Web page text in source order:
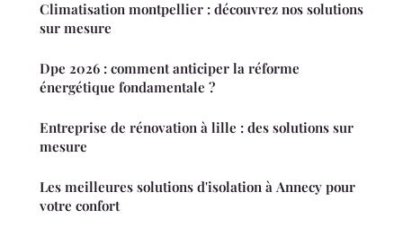
Climatisation montpellier : découvrez nos solutions
sur mesure
Dpe 2026 : comment anticiper la réforme
énergétique fondamentale ?
Entreprise de rénovation à lille : des solutions sur
mesure
Les meilleures solutions d'isolation à Annecy pour
votre confort